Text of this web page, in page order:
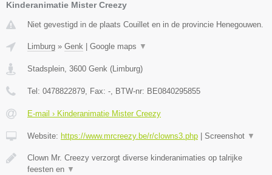
Kinderanimatie Mister Creezy
Niet gevestigd in de plaats Couillet en in de provincie Henegouwen.
Limburg » Genk Google maps ▼
Stadsplein, 3600 Genk (Limburg)
Tel: 0478822879, Fax: -, BTW-nr: BE0840295855
E-mail › Kinderanimatie Mister Creezy
Website: https://www.mrcreezy.be/r/clowns3.php Screenshot ▼
Clown Mr. Creezy verzorgt diverse kinderanimaties op talrijke
feesten en ▼